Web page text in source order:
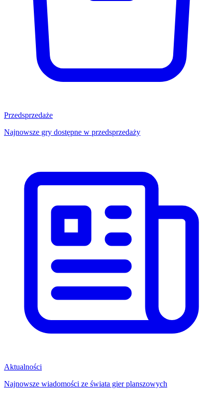
Przedsprzedaże
Najnowsze gry dostępne w przedsprzedaży
Aktualności
Najnowsze wiadomości ze świata gier planszowych